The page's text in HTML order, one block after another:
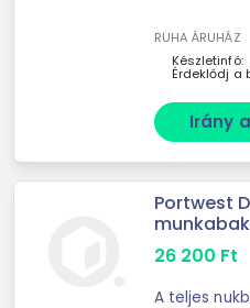
RUHA ÁRUHÁZ
Készletinfó:
Érdeklődj a
Irány
Portwest
26 200 Ft
A teljes